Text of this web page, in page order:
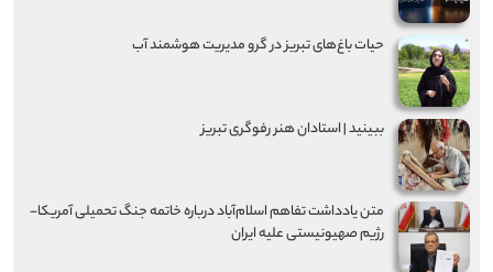
حیات باغ‌های تبریز در گرو مدیریت هوشمند آب
ببینید | استادان هنر رفوگری تبریز
متن یادداشت تفاهم اسلام‌آباد درباره خاتمه جنگ تحمیلی آمریکا-
رژیم صهیونیستی علیه ایران